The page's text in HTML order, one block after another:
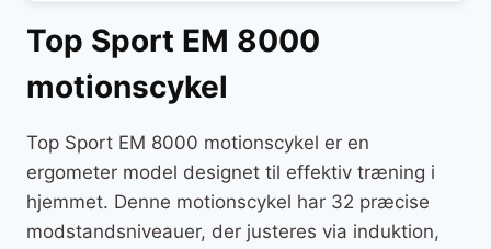
Top Sport EM 8000
motionscykel
Top Sport EM 8000 motionscykel er en
ergometer model designet til effektiv træning i
hjemmet. Denne motionscykel har 32 præcise
modstandsniveauer, der justeres via induktion,